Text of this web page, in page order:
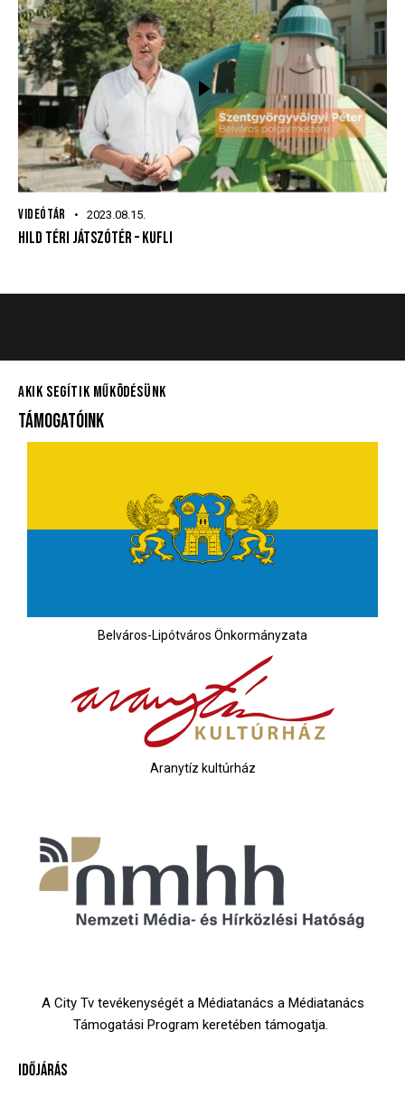
VIDEÓTÁR 2023.08.15.
HILD TÉRI JÁTSZÓTÉR – KUFLI
AKIK SEGÍTIK MŰKÖDÉSÜNK
TÁMOGATÓINK
Belváros-Lipótváros Önkormányzata
Aranytíz kultúrház
A City Tv tevékenységét a Médiatanács a Médiatanács
Támogatási Program keretében támogatja.
IDŐJÁRÁS